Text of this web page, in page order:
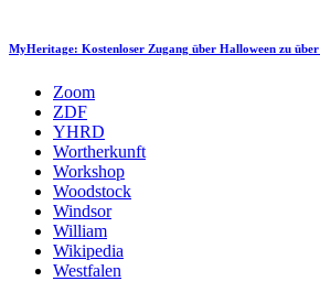
MyHeritage: Kostenloser Zugang über Halloween zu
Zoom
ZDF
YHRD
Wortherkunft
Workshop
Woodstock
Windsor
William
Wikipedia
Westfalen